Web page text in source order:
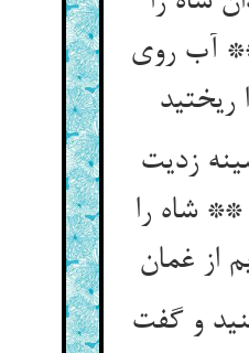
** آب روی
ریختید
زدیت
** شاه را
از غمان
و گفت